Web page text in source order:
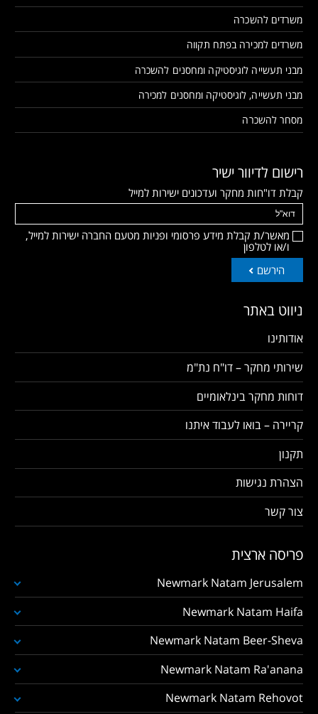
משרדים להשכרה
משרדים למכירה בפתח תקווה
מבני תעשייה לוגיסטיקה ומחסנים להשכרה
מבני תעשייה, לוגיסטיקה ומחסנים למכירה
מסחר להשכרה
רישום לדיוור ישיר
קבלת דו"חות מחקר ועדכונים ישירות למייל
מאשר/ת קבלת מידע פרסומי ופניות מטעם החברה ישירות למייל,
ו/או לטלפון
הירשם
ניווט באתר
אודותינו
שירותי מחקר – דו"ח נת"מ
דוחות מחקר בינלאומיים
קריירה – בואו לעבוד איתנו
תקנון
הצהרת נגישות
צור קשר
פריסה ארצית
Newmark Natam Jerusalem
Newmark Natam Haifa
Newmark Natam Beer-Sheva
Newmark Natam Ra'anana
Newmark Natam Rehovot